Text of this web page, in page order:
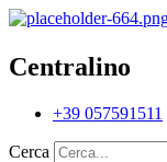
Centralino
+39 057591511
Cerca